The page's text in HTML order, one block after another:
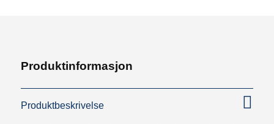
Produktinformasjon
Produktbeskrivelse